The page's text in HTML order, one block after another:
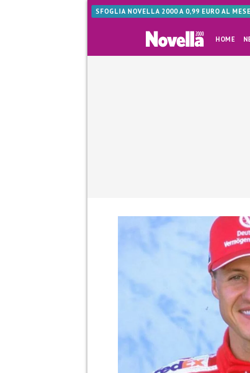
SFOGLIA NOVELLA 2000 A 0,99 EURO AL MESE
HOME